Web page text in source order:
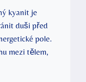
kyanit je
duši před
pole.
mezi tělem,